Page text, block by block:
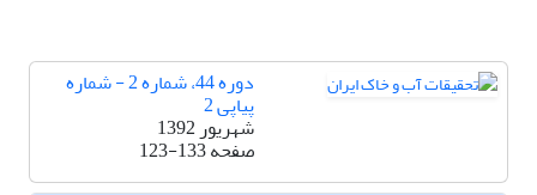
دوره 44، شماره 2 - شماره
پیاپی 2
شهریور 1392
صفحه123-133